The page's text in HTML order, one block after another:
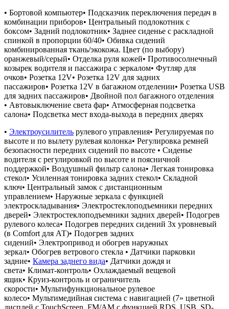
• Бортовой компьютер• Подсказчик переключения передач в
комбинации приборов• Центральный подлокотник с
боксом• Задний подлокотник• Заднее сиденье с раскладной
спинкой в пропорции 60/40• Обивка сидений
комбинированная ткань/экокожа. Цвет (по выбору)
оранжевый/серый• Отделка руля кожей• Противосолнечный
козырек водителя и пассажира с зеркалом• Футляр для
очков• Розетка 12V• Розетка 12V для задних
пассажиров• Розетка 12V в багажном отделении• Розетка USB
для задних пассажиров• Двойной пол багажного отделения
• Автовыключение света фар• Атмосферная подсветка
салона• Подсветка мест входа-выхода в передних дверях
• Электроусилитель рулевого управления• Регулируемая по
высоте и по вылету рулевая колонка• Регулировка ремней
безопасности передних сидений по высоте • Сиденье
водителя с регулировкой по высоте и поясничной
поддержкой• Воздушный фильтр салона• Легкая тонировка
стекол• Усиленная тонировка задних стекол• Складной
ключ• Центральный замок с дистанционным
управлением• Наружные зеркала с функцией
электроскладывания• Электростеклоподъемники передних
дверей• Электростеклоподъемники задних дверей• Подогрев
рулевого колеса• Подогрев передних сидений 3х уровневый
(в Comfort для АТ)• Подогрев задних
сидений• Электропривод и обогрев наружных
зеркал• Обогрев ветрового стекла • Датчики парковки
задние• Камера заднего вида• Датчики дождя и
света• Климат-контроль• Охлаждаемый вещевой
ящик• Круиз-контроль и ограничитель
скорости• Мультифункциональное рулевое
колесо• Мультимедийная система с навигацией (7» цветной
дисплей с TouchScreen, FM/AM с функцией RDS, USB, SD-